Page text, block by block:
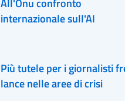
All'Onu confronto
internazionale sull'AI
Più tutele per i giornalisti
lance nelle aree di crisi